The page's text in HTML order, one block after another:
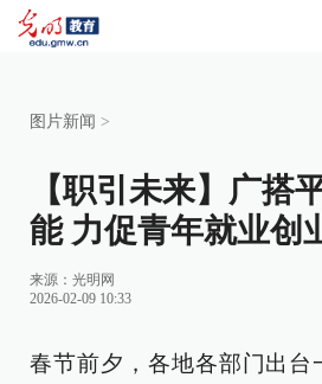
图片新闻 >
【职引未来】广搭
能 力促青年就业创
来源： 光明网
2026-02-09 10:33
春节前夕，各地各部门出台